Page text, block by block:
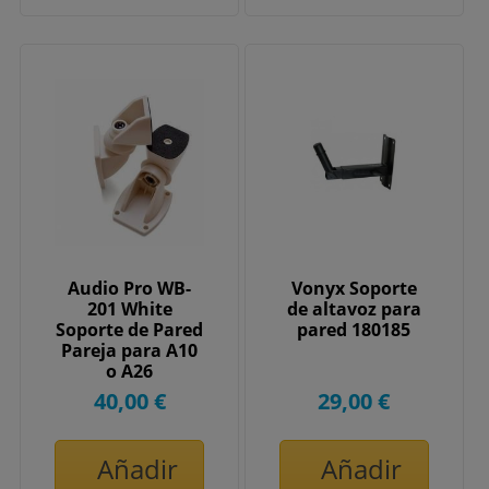
Audio Pro WB-
201 White
Soporte de Pared
Pareja para A10
o A26
40,00 €
Añadir
Vonyx Soporte
de altavoz para
pared 180185
29,00 €
Añadir